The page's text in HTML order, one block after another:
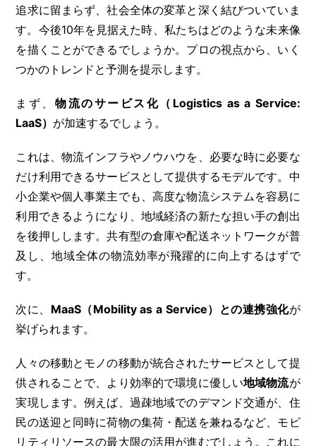
追求に留まらず、社会全体の変革と深く結びついていま
す。今後10年を見据えた時、私たちはどのような未来像
を描くことができるでしょうか。プロの視点から、いく
つかのトレンドと予測を提示します。
まず、物流のサービス化（Logistics as a Service:
LaaS） が加速するでしょう。
これは、物流インフラやノウハウを、必要な時に必要な
だけ利用できるサービスとして提供するモデルです。中
小企業や個人事業主でも、高度な物流システムを容易に
利用できるようになり、地域経済の新たな担い手の創出
を後押しします。共有型の倉庫や配送ネットワークが普
及し、地域全体の物流効率が飛躍的に向上するはずで
す。
次に、 MaaS（Mobility as a Service）との連携強化が
挙げられます。
人々の移動とモノの移動が統合されたサービスとして提
供されることで、より効率的で環境に優しい地域物流が
実現します。例えば、過疎地域でのデマンド交通が、住
民の送迎と同時に荷物の集荷・配送を兼ねるなど、モビ
リティリソースの最大限の活用が進むでしょう。これに